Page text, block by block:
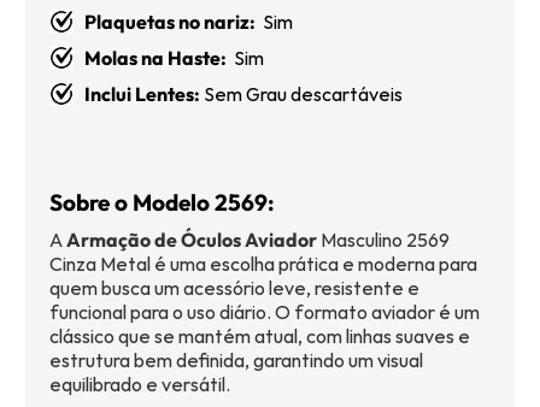
Plaquetas no nariz: Sim
Molas na Haste: Sim
Inclui Lentes: Sem Grau descartáveis
Sobre o Modelo 2569:
AArmação de Óculos Aviador Masculino 2569
Cinza Metal é uma escolha prática e moderna para
quem busca um acessório leve, resistente e
funcional para o uso diário. O formato aviador é um
clássico que se mantém atual, com linhas suaves e
estrutura bem definida, garantindo um visual
equilibrado e versátil.